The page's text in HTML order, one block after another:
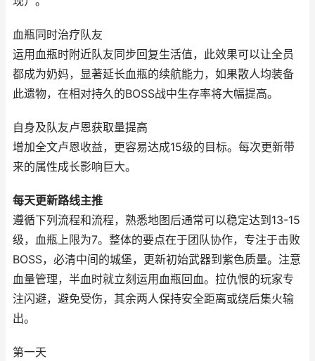
血瓶同时治疗队友
运用血瓶时附近队友同步回复生活值，此效果可以让全员
都成为奶妈，显著延长血瓶的续航能力，如果散人均装备
此遗物，在相对持久的BOSS战中生存率将大幅提高。
自身及队友卢恩获取量提高
增加全文卢恩收益，更容易达成15级的目标。每次更新带
来的属性成长影响巨大。
每天更新路线主推
遵循下列流程和流程，熟悉地图后通常可以稳定达到13-15
级，血瓶上限为7。整体的要点在于团队协作，专注于击败
BOSS，必清中间的城堡，更新初始武器到紫色质量。注意
血量管理，半血时就立刻运用血瓶回血。拉仇恨的玩家专
注闪避，避免受伤，其余两人保持安全距离或绕后集火输
出。
第一天